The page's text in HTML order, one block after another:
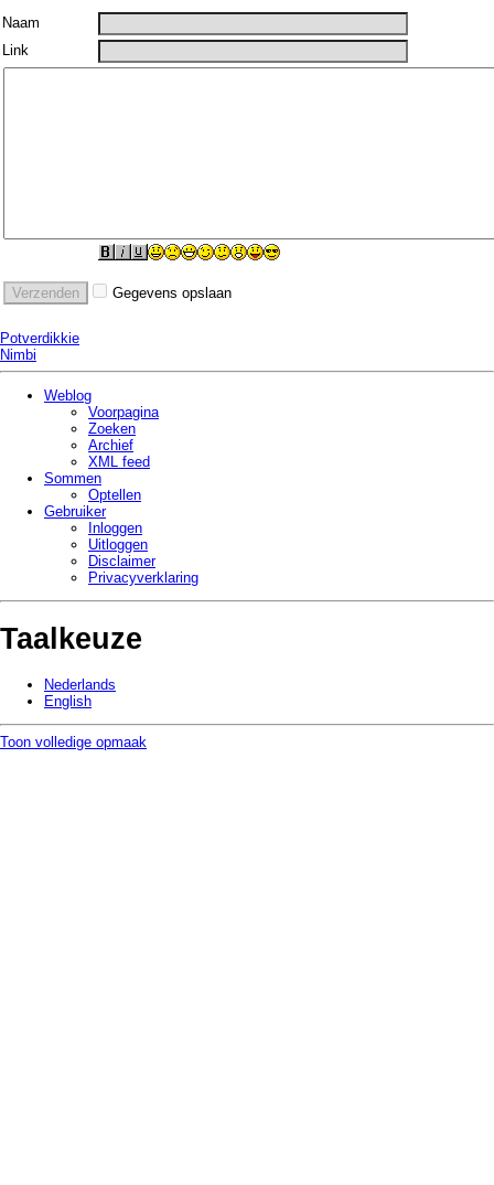
Naam
Link
Gegevens opslaan
Potverdikkie
Nimbi
Weblog
Voorpagina
Zoeken
Archief
XML feed
Sommen
Optellen
Gebruiker
Inloggen
Uitloggen
Disclaimer
Privacy­verklaring
Taalkeuze
Nederlands
English
Toon volledige opmaak